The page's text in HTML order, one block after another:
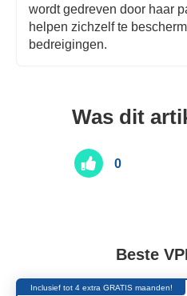
wordt gedreven door haar
helpen zichzelf te
bedreigingen.
Was dit
0
Beste
Inclusief tot 4 extra GRATIS maanden!